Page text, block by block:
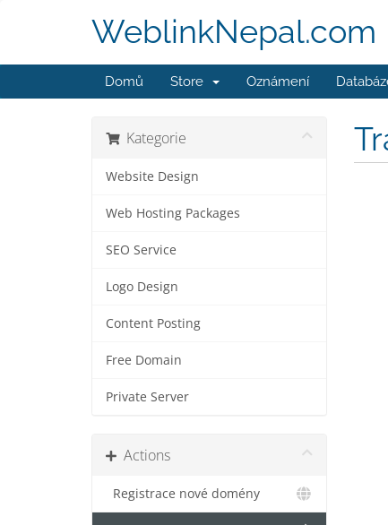
WeblinkNepal.com
Domů Store Oznámení
Kategorie
Website Design
Web Hosting Packages
SEO Service
Logo Design
Content Posting
Free Domain
Private Server
Actions
Registrace nové domény